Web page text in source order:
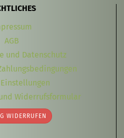
AGB
und Datenschutz
Widerrufsformular
WIDERRUFEN